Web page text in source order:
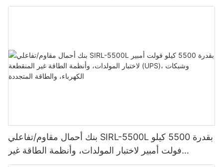
بنك أحمال مقاوم/تفاعلي SIRL-5500L بقدرة 5500 كيلو
فولت أمبير لاختبار المولدات، وأنظمة الطاقة غير
المنقطعة (UPS)، وشبكات الكهرباء، والطاقة المتجددة